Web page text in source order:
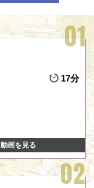
17分
動画を見る